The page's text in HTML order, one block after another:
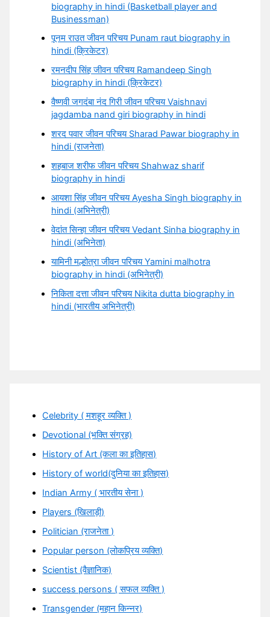
biography in hindi (Basketball player and
Businessman)
पूनम राउत जीवन परिचय Punam raut biography in
hindi (क्रिकेटर)
रमनदीप सिंह जीवन परिचय Ramandeep Singh
biography in hindi (क्रिकेटर)
वैष्णवी जगदंबा नंद गिरी जीवन परिचय Vaishnavi
jagdamba nand giri biography in hindi
शरद पवार जीवन परिचय Sharad Pawar biography in
hindi (राजनेता)
शहबाज शरीफ जीवन परिचय Shahwaz sharif
biography in hindi
आयशा सिंह जीवन परिचय Ayesha Singh biography in
hindi (अभिनेत्री)
वेदांत सिन्हा जीवन परिचय Vedant Sinha biography in
hindi (अभिनेता)
यामिनी मल्होत्रा जीवन परिचय Yamini malhotra
biography in hindi (अभिनेत्री)
निकिता दत्ता जीवन परिचय Nikita dutta biography in
hindi (भारतीय अभिनेत्री)
Celebrity ( मशहूर व्यक्ति )
Devotional (भक्ति संग्रह)
History of Art (कला का इतिहास)
History of world(दुनिया का इतिहास)
Indian Army ( भारतीय सेना )
Players (खिलाड़ी)
Politician (राजनेता )
Popular person (लोकप्रिय व्यक्ति)
Scientist (वैज्ञानिक)
success persons ( सफल व्यक्ति )
Transgender (महान किन्नर)